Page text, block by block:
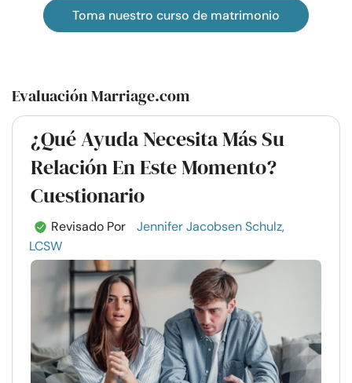
Toma nuestro curso de matrimonio
Evaluación Marriage.com
¿Qué Ayuda Necesita Más Su
Relación En Este Momento?
Cuestionario
Revisado Por
Jennifer Jacobsen Schulz,
LCSW